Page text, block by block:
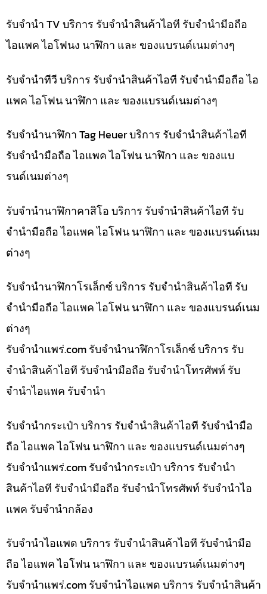
รับจำนำ TV บริการ รับจำนำสินค้าไอที รับจำนำมือถือ
ไอแพค ไอโฟนง นาฬิกา และ ของแบรนด์เนมต่างๆ
รับจำนำทีวี บริการ รับจำนำสินค้าไอที รับจำนำมือถือ ไอ
แพค ไอโฟน นาฬิกา และ ของแบรนด์เนมต่างๆ
รับจำนำนาฬิกา Tag Heuer บริการ รับจำนำสินค้าไอที
รับจำนำมือถือ ไอแพค ไอโฟน นาฬิกา และ ของแบ
รนด์เนมต่างๆ
รับจำนำนาฬิกาคาสิโอ บริการ รับจำนำสินค้าไอที รับ
จำนำมือถือ ไอแพค ไอโฟน นาฬิกา และ ของแบรนด์เนม
ต่างๆ
รับจำนำนาฬิกาโรเล็กซ์ บริการ รับจำนำสินค้าไอที รับ
จำนำมือถือ ไอแพค ไอโฟน นาฬิกา และ ของแบรนด์เนม
ต่างๆ
รับจํานําแพร่.com รับจำนำนาฬิกาโรเล็กซ์ บริการ รับ
จำนำสินค้าไอที รับจำนำมือถือ รับจำนำโทรศัพท์ รับ
จำนำไอแพค รับจำนำ
รับจำนำกระเป๋า บริการ รับจำนำสินค้าไอที รับจำนำมือ
ถือ ไอแพค ไอโฟน นาฬิกา และ ของแบรนด์เนมต่างๆ
รับจํานําแพร่.com รับจำนำกระเป๋า บริการ รับจำนำ
สินค้าไอที รับจำนำมือถือ รับจำนำโทรศัพท์ รับจำนำไอ
แพค รับจำนำกล้อง
รับจำนำไอแพด บริการ รับจำนำสินค้าไอที รับจำนำมือ
ถือ ไอแพค ไอโฟน นาฬิกา และ ของแบรนด์เนมต่างๆ
รับจํานําแพร่.com รับจำนำไอแพด บริการ รับจำนำสินค้า